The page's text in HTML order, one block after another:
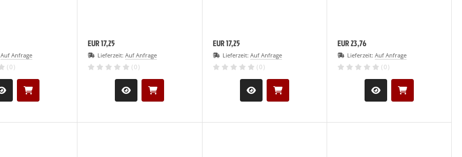
Auf Anfrage
(0)
EUR 17,25
Lieferzeit:Auf Anfrage
(0)
EUR 17,25
Lieferzeit: Auf Anfrage
(0)
EUR 23,76
Lieferzeit: Auf Anfrage
(0)